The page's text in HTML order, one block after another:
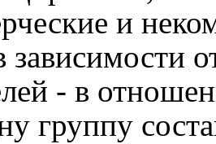
и
зависимости
- в
группу